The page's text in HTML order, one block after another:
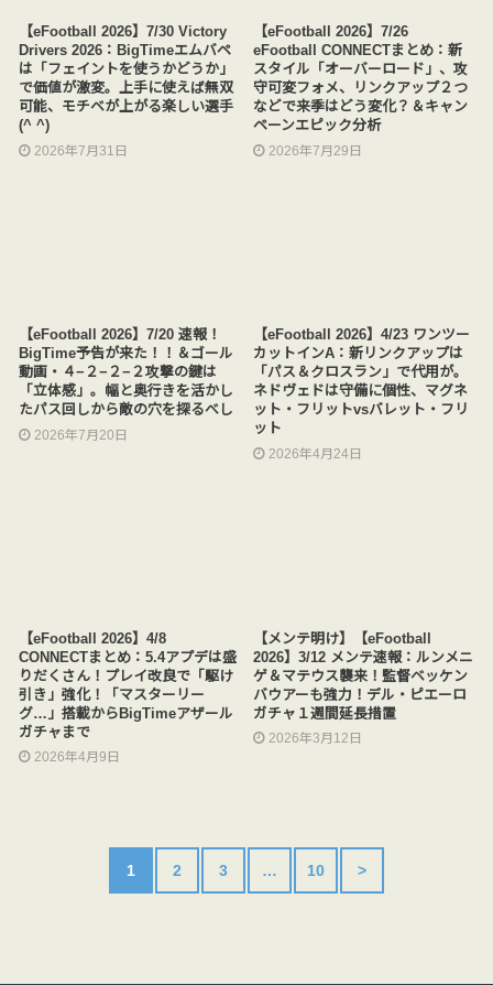
【eFootball 2026】7/30 Victory
Drivers 2026：BigTimeエムバペ
は「フェイントを使うかどうか」
で価値が激変。上手に使えば無双
可能、モチベが上がる楽しい選手
(^ ^)
2026年7月31日
【eFootball 2026】7/26
eFootball CONNECTまとめ：新
スタイル「オーバーロード」、攻
守可変フォメ、リンクアップ２つ
などで来季はどう変化？＆キャン
ペーンエピック分析
2026年7月29日
【eFootball 2026】7/20 速報！
BigTime予告が来た！！＆ゴール
動画・４−２−２−２攻撃の鍵は
「立体感」。幅と奥行きを活かし
たパス回しから敵の穴を探るべし
2026年7月20日
【eFootball 2026】4/23 ワンツー
カットインA：新リンクアップは
「パス＆クロスラン」で代用が。
ネドヴェドは守備に個性、マグネ
ット・フリットvsバレット・フリ
ット
2026年4月24日
【eFootball 2026】4/8
CONNECTまとめ：5.4アプデは盛
りだくさん！プレイ改良で「駆け
引き」強化！「マスターリー
グ…」搭載からBigTimeアザール
ガチャまで
2026年4月9日
【メンテ明け】【eFootball
2026】3/12 メンテ速報：ルンメニ
ゲ＆マテウス襲来！監督ベッケン
バウアーも強力！デル・ピエーロ
ガチャ１週間延長措置
2026年3月12日
1 2 3 … 10 >